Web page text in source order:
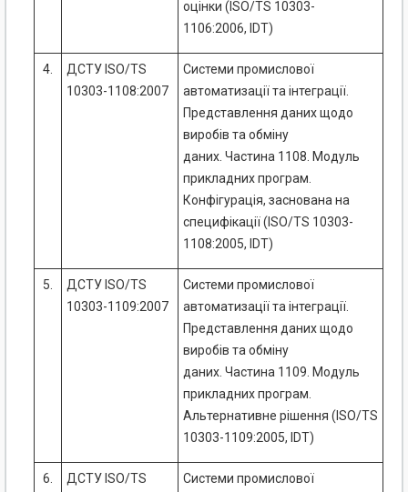
оцінки (ISO/TS 10303-
1106:2006, IDT)
4.
ДСТУ ISO/TS
10303-1108:2007
Системи промислової
автоматизації та інтеграції.
Представлення даних щодо
виробів та обміну
даних. Частина 1108. Модуль
прикладних програм.
Конфігурація, заснована на
специфікації (ISO/TS 10303-
1108:2005, IDT)
5.
ДСТУ ISO/TS
10303-1109:2007
Системи промислової
автоматизації та інтеграції.
Представлення даних щодо
виробів та обміну
даних. Частина 1109. Модуль
прикладних програм.
Альтернативне рішення (ISO/TS
10303-1109:2005, IDT)
6.
ДСТУ ISO/TS
Системи промислової